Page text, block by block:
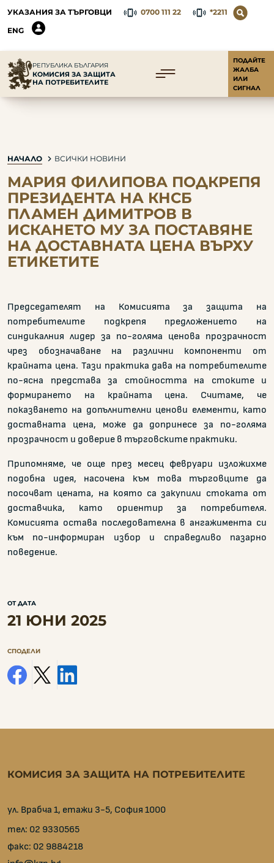
УКАЗАНИЯ ЗА ТЪРГОВЦИ 0700 111 22
*2211
ENG
РЕПУБЛИКА БЪЛГАРИЯ
КОМИСИЯ ЗА ЗАЩИТА
НА ПОТРЕБИТЕЛИТЕ
ПОДАЙТЕ
ЖАЛБА
ИЛИ
СИГНАЛ
НАЧАЛО ВСИЧКИ НОВИНИ
МАРИЯ ФИЛИПОВА ПОДКРЕПЯ
ПРЕЗИДЕНТА НА КНСБ
ПЛАМЕН ДИМИТРОВ В
ИСКАНЕТО МУ ЗА ПОСТАВЯНЕ
НА ДОСТАВНАТА ЦЕНА ВЪРХУ
ЕТИКЕТИТЕ
Председателят на Комисията за защита на
потребителите подкрепя предложението на
синдикалния лидер за по-голяма ценова прозрачност
чрез обозначаване на различни компоненти от
крайната цена. Тази практика дава на потребителите
по-ясна представа за стойността на стоките и
формирането на крайната цена. Считаме, че
показването на допълнителни ценови елементи, като
доставната цена, може да допринесе за по-голяма
прозрачност и доверие в търговските практики.
Припомняме, че още през месец февруари изложихме
подобна идея, насочена към това търговците да
посочват цената, на която са закупили стоката от
доставчика, като ориентир за потребителя.
Комисията остава последователна в ангажимента си
към по-информиран избор и справедливо пазарно
поведение.
ОТ ДАТА
21 ЮНИ 2025
СПОДЕЛИ
facebook
x linkedin
КОМИСИЯ ЗА ЗАЩИТА НА ПОТРЕБИТЕЛИТЕ
ул. Врабча 1, етажи 3-5, София 1000
тел: 02 9330565
факс: 02 9884218